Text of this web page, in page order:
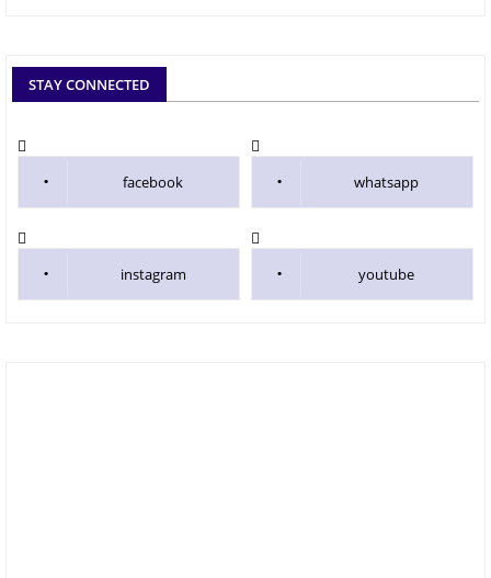
STAY CONNECTED
facebook whatsapp
instagram youtube